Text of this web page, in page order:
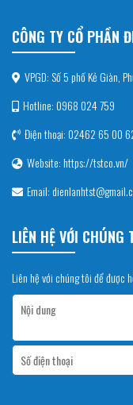
CÔNG TY CỔ PHẦN
VPGD: Số 5 phố Kẻ Giàn,
Hotline: 0968 024 759
Điện thoại: 02462 65 00
Website: https://tstco.vn/
Email:
LIÊN HỆ VỚI CHÚNG
Liên hệ với chúng tôi để được